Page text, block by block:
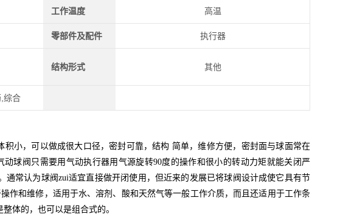
工作温度 高温
零部件及配件 执行器
结构形式 其他
综合
小，可以做成很大口径，密封可靠，结构 简单，维修方便，密封面与球面常在
球阀只需要用气动执行器用气源旋转90度的操作和很小的转动力矩就能关闭严
常认为球阀zui适宜直接做开闭使用，但近来的发展已将球阀设计成使它具有节
作和维修，适用于水、溶剂、酸和天然气等一般工作介质，而且还适用于工作条
体的，也可以是组合式的。